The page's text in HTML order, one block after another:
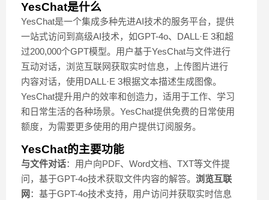
YesChat是什么
YesChat是一个集成多种先进AI技术的服务平台，提供
一站式访问到高级AI技术，如GPT-4o、DALL·E 3和超
过200,000个GPT模型。用户基于YesChat与文件进行
互动对话，浏览互联网获取实时信息，上传图片进行
内容对话，使用DALL·E 3根据文本描述生成图像。
YesChat提升用户的效率和创造力，适用于工作、学习
和日常生活的各种场景。YesChat提供免费的日常使用
额度，为需要更多使用的用户提供订阅服务。
YesChat的主要功能
与文件对话：用户向PDF、Word文档、TXT等文件提
问，基于GPT-4o技术获取文件内容的解答。 浏览互联
网 ：基于GPT-4o技术支持，用户访问并获取实时信息